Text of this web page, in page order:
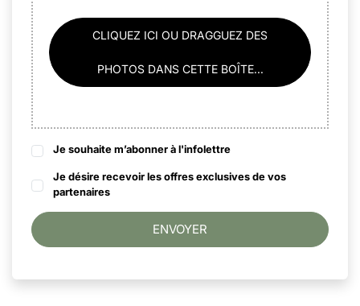
CLIQUEZ ICI OU DRAGGUEZ DES
PHOTOS DANS CETTE BOÎTE...
Je souhaite m’abonner à l'infolettre
Je désire recevoir les offres exclusives de vos
partenaires
ENVOYER